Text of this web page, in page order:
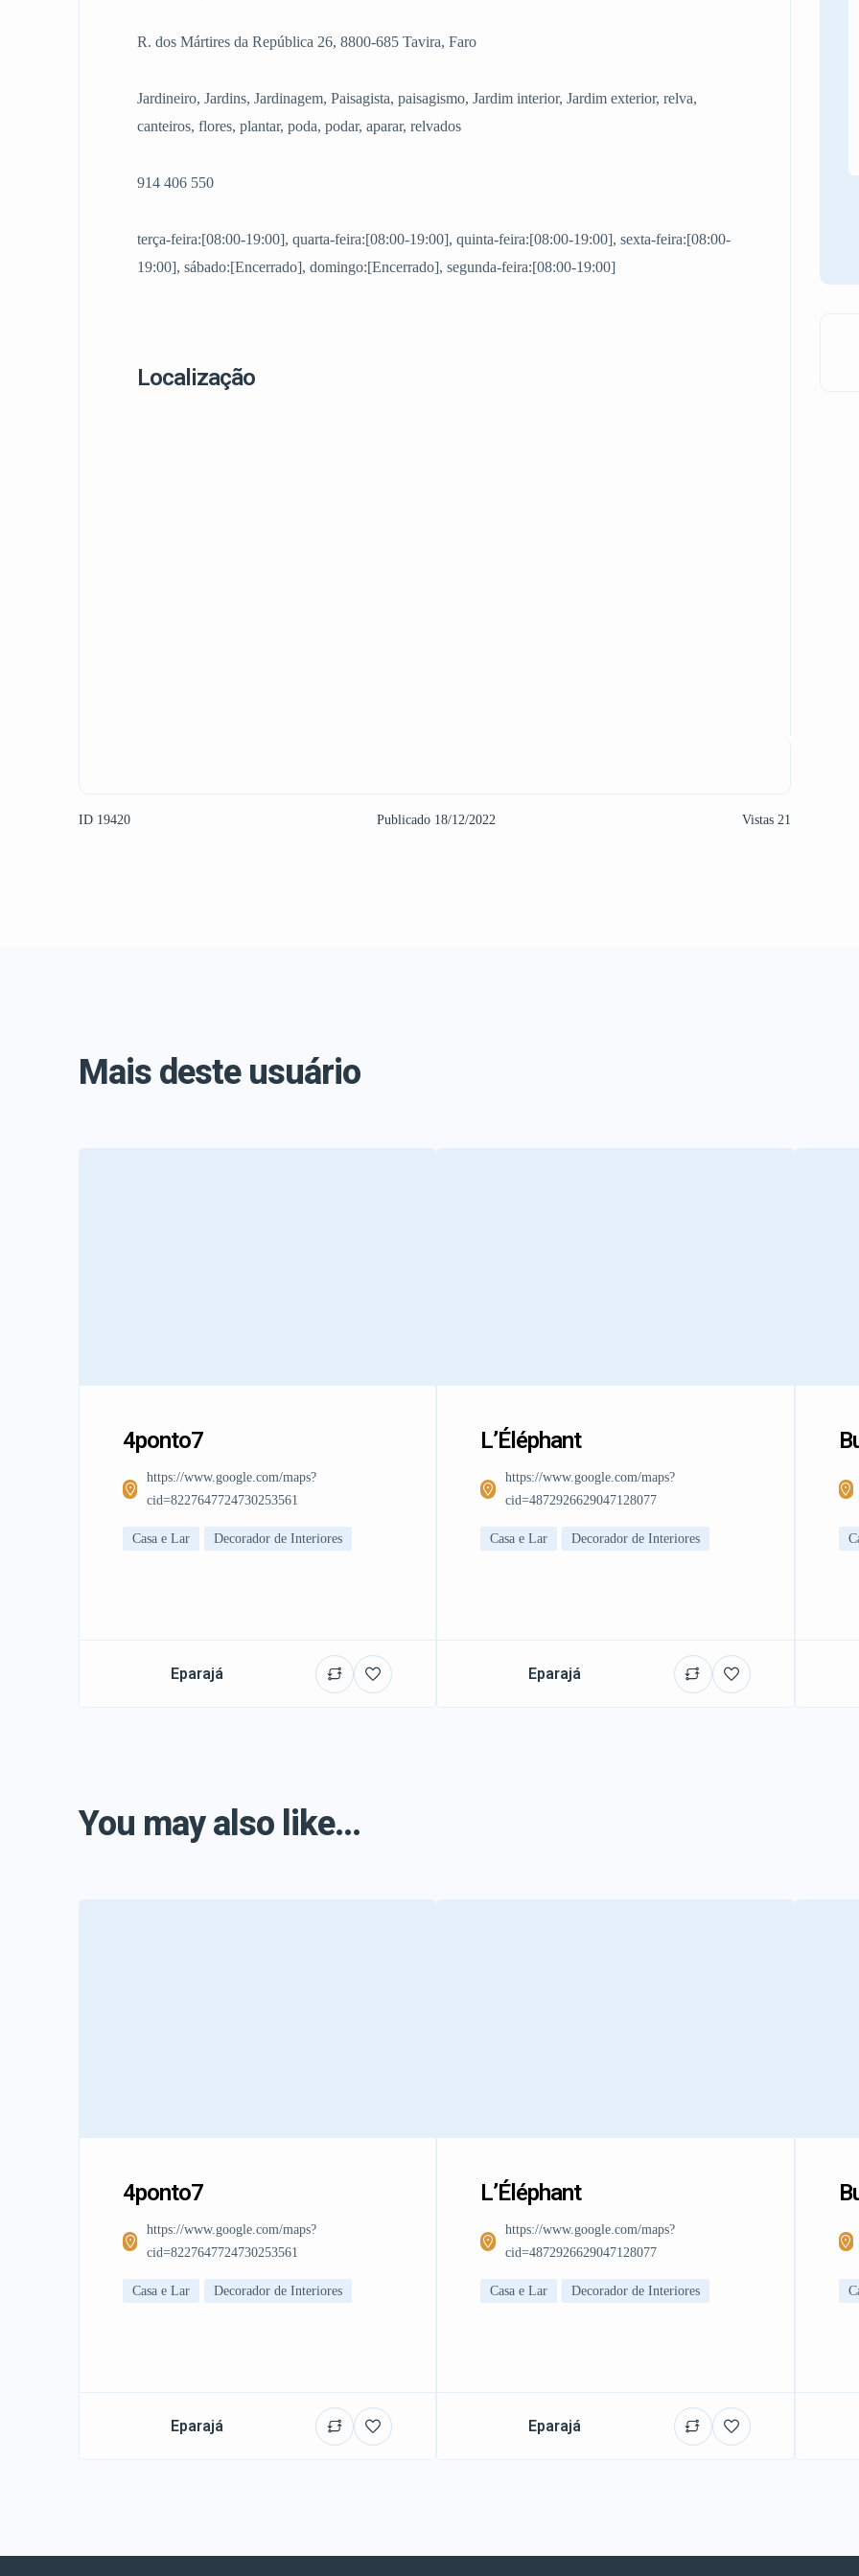
R. dos Mártires da República 26, 8800-685 Tavira, Faro
Jardineiro, Jardins, Jardinagem, Paisagista, paisagismo, Jardim interior, Jardim exterior, relva,
canteiros, flores, plantar, poda, podar, aparar, relvados
914 406 550
terça-feira:[08:00-19:00], quarta-feira:[08:00-19:00], quinta-feira:[08:00-19:00], sexta-feira:[08:00-
19:00], sábado:[Encerrado], domingo:[Encerrado], segunda-feira:[08:00-19:00]
Localização
ID 19420 Publicado 18/12/2022 Vistas 21
Mais deste usuário
4ponto7
https://www.google.com/maps?
cid=8227647724730253561
Casa e Lar Decorador de Interiores
Eparajá
L’Éléphant
https://www.google.com/maps?
cid=4872926629047128077
Casa e Lar Decorador de Interiores
Eparajá
You may also like...
4ponto7
https://www.google.com/maps?
cid=8227647724730253561
Casa e Lar Decorador de Interiores
Eparajá
L’Éléphant
https://www.google.com/maps?
cid=4872926629047128077
Casa e Lar Decorador de Interiores
Eparajá